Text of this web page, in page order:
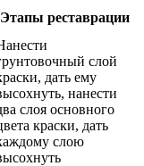
Этапы реставрации
слой
дать ему
нанести
слоя основного
краски, дать
слою